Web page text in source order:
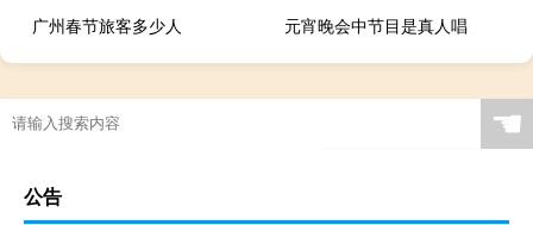
广州春节旅客多少人
元宵晚会中节目是真人唱
☚
公告